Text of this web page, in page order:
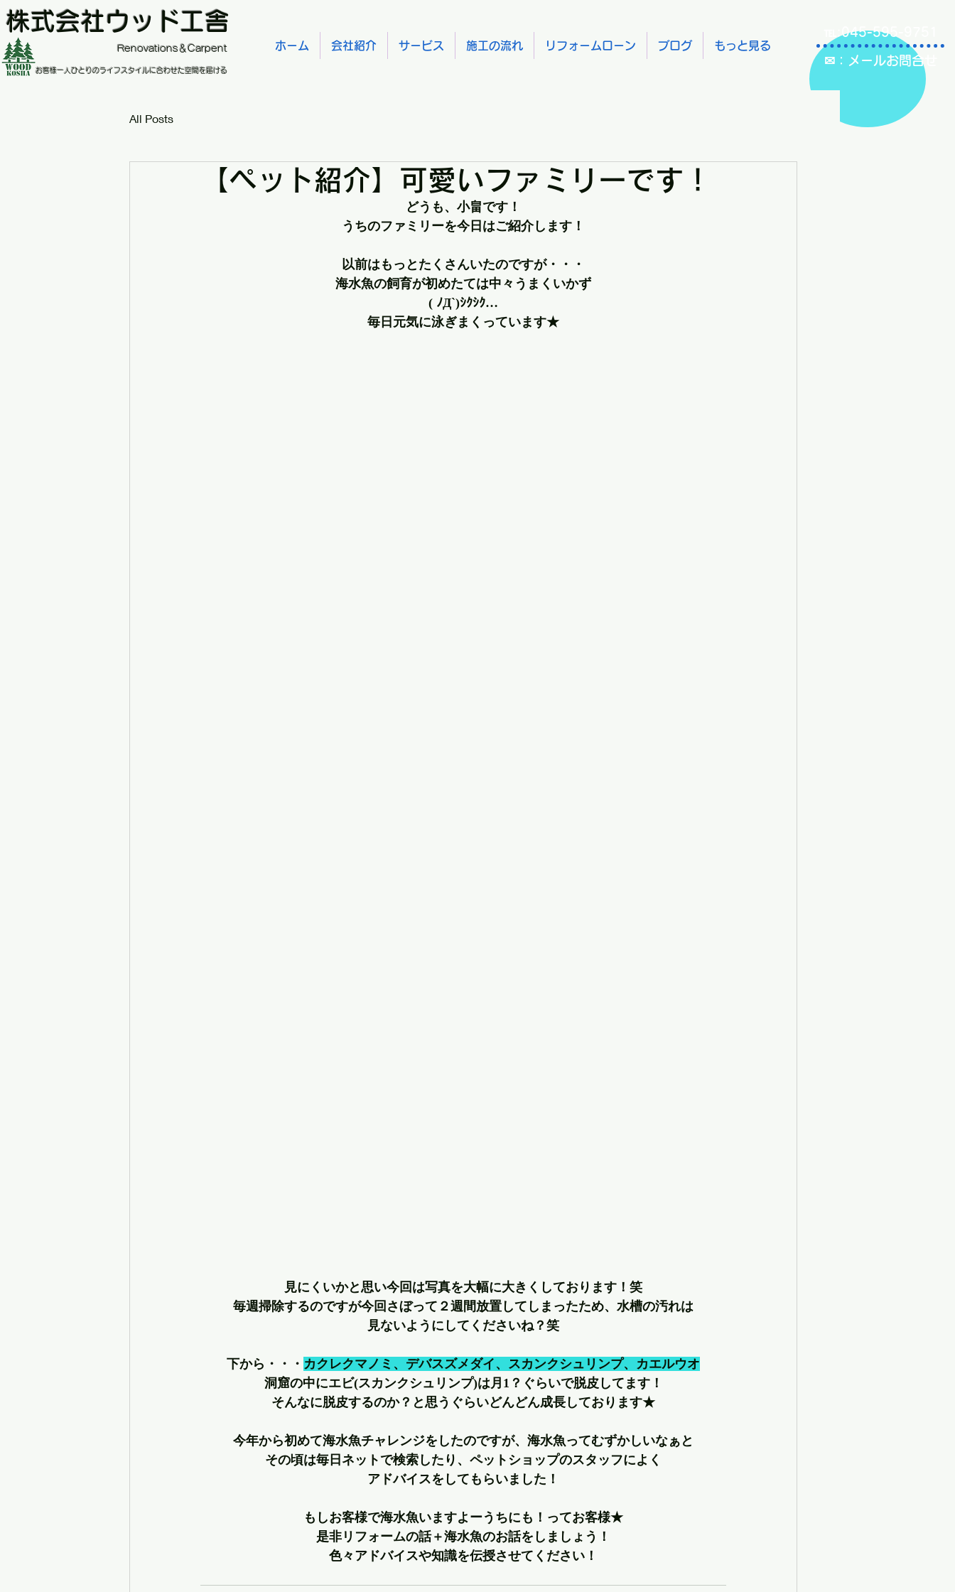
ホーム 会社紹介 サービス 施工の流れ リフォームローン ブログ もっと見る
株式会社ウッド工舎
​Renovations＆Carpent
お客様一人ひとりのライフスタイルに合わせた空間を届ける
℡:045-595-9751
✉：メールお問合せ
All Posts
【ペット紹介】可愛いファミリーです！
どうも、小畠です！
うちのファミリーを今日はご紹介します！
以前はもっとたくさんいたのですが・・・
海水魚の飼育が初めたては中々うまくいかず
( ﾉД`)ｼｸｼｸ…
毎日元気に泳ぎまくっています★
見にくいかと思い今回は写真を大幅に大きくしております！笑
毎週掃除するのですが今回さぼって２週間放置してしまったため、水槽の汚れは
見ないようにしてくださいね？笑
下から・・・ カクレクマノミ、デバスズメダイ、スカンクシュリンプ、カエルウオ
洞窟の中にエビ(スカンクシュリンプ)は月1？ぐらいで脱皮してます！
そんなに脱皮するのか？と思うぐらいどんどん成長しております★
今年から初めて海水魚チャレンジをしたのですが、海水魚ってむずかしいなぁと
その頃は毎日ネットで検索したり、ペットショップのスタッフによく
アドバイスをしてもらいました！
もしお客様で海水魚いますよーうちにも！ってお客様★
是非リフォームの話＋海水魚のお話をしましょう！
色々アドバイスや知識を伝授させてください！